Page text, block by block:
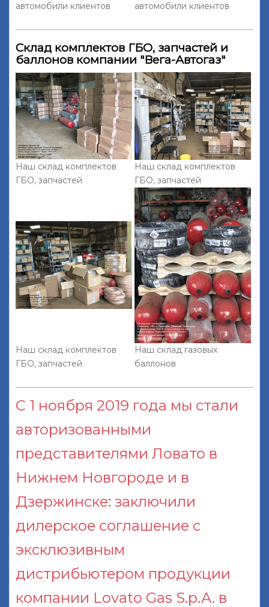
автомобили клиентов
автомобили клиентов
Склад комплектов ГБО, запчастей и
баллонов компании "Вега-Автогаз"
Наш склад комплектов
ГБО, запчастей
Наш склад комплектов
ГБО, запчастей
Наш склад комплектов
ГБО, запчастей
Наш склад газовых
баллонов
С 1 ноября 2019 года мы стали
авторизованными
представителями Ловато в
Нижнем Новгороде и в
Дзержинске: заключили
дилерское соглашение с
эксклюзивным
дистрибьютером продукции
компании Lovato Gas S.p.A. в